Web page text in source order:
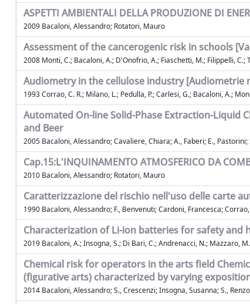
ASPETTI AMBIENTALI DELLA PRODUZIONE DI
2009 Bacaloni, Alessandro; Rotatori, Mauro
Assessment of the cancerogenic risk in schools
2008 Monti, C.; Bacaloni, A.; D'Onofrio, A.; Fiaschetti, M.; Filippelli, C.;
Audiometry in the cellulose industry [Audiometrie
1993 Corrao, C. R.; Milano, L.; Pedulla, P.; Carlesi, G.; Bacaloni, A.;
Automated On-line Solid-Phase Extraction-
and Beer
2005 Bacaloni, Alessandro; Cavaliere, Chiara; A., Faberi; E.,
Cap.15:L'INQUINAMENTO ATMOSFERICO DA
2010 Bacaloni, Alessandro; Rotatori, Mauro
Caratterizzazione del rischio nell'uso delle carte
1990 Bacaloni, Alessandro; F., Benvenuti; Cardoni, Francesca;
Characterization of Li-ion batteries for safety and
2019 Bacaloni, A.; Insogna, S.; Di Bari, C.; Andrenacci, N.; Mazzaro,
Chemical risk for operators in the arts field
(figurative arts) characterized by varying
2014 Bacaloni, Alessandro; S., Crescenzi; Insogna, Susanna; S.,